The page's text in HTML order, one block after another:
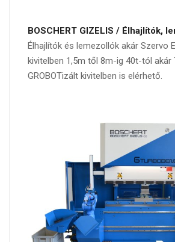
BOSCHERT GIZELIS / Élhajlítók,
Élhajlítók és lemezollók akár Szervo
kivitelben 1,5m től 8m-ig 40t-tól akár
GROBOTizált kivitelben is elérhető.